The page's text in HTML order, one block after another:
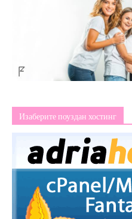
Изаберите поуздан хостинг